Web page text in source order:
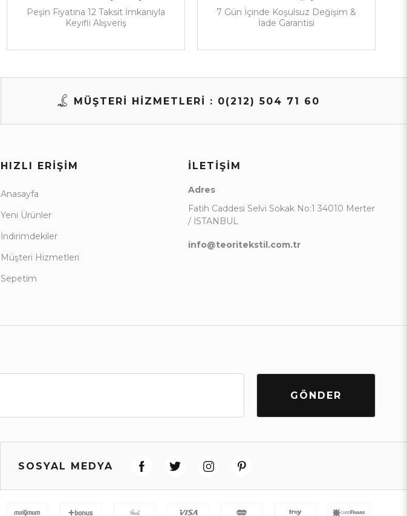
Peşin Fiyatına 12 Taksit İmkanıyla
Keyifli Alışveriş
7 Gün İçinde Koşulsuz Değişim &
İade Garantisi
MÜŞTERİ HİZMETLERİ : 0(212) 504 71 60
HIZLI ERIŞIM
Anasayfa
Yeni Ürünler
İndirimdekiler
Müşteri Hizmetleri
Sepetim
İLETIŞIM
Adres
Fatih Caddesi Selvi Sokak No:1 34010 Merter
/ İSTANBUL
info@teoritekstil.com.tr
SOSYAL MEDYA